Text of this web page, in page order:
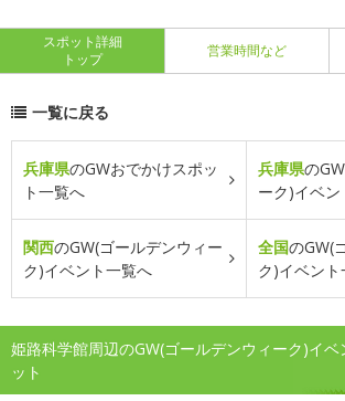
スポット詳細
トップ
営業時間など
一覧に戻る
兵庫県のGWおでかけスポッ
ト一覧へ
兵庫県の
ーク)イベ
関西のGW(ゴールデンウィー
ク)イベント一覧へ
全国のGW(
ク)イベン
姫路科学館周辺のGW(ゴールデンウィーク)イ
ット